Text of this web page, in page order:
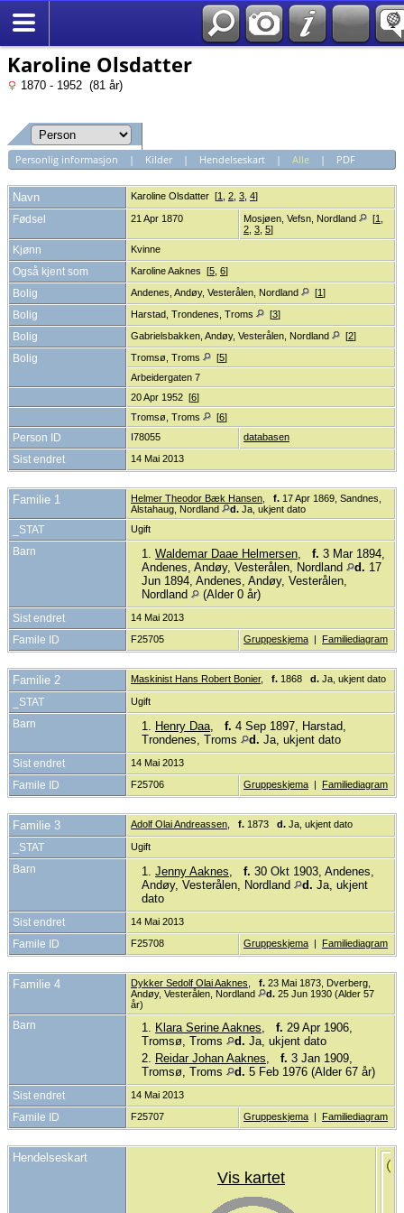
Karoline Olsdatter
1870 - 1952 (81 år)
Personlig informasjon | Kilder| Hendelseskart| Alle| PDF
Navn Karoline Olsdatter [1 2 3 4]
Fødsel 21 Apr 1870 Mosjøen, Vefsn, Nordland [1
2 3 5]
Kjønn Kvinne
Også kjent som Karoline Aaknes [5 6]
Bolig Andenes, Andøy, Vesterålen, Nordland [1]
Bolig Harstad, Trondenes, Troms [3]
Bolig Gabrielsbakken, Andøy, Vesterålen, Nordland [2]
Bolig Tromsø, Troms [5]
Arbeidergaten 7
20 Apr 1952 [6]
Tromsø, Troms
[6]
Person ID I78055 databasen
Sist endret 14 Mai 2013
Familie 1 Helmer Theodor Bæk Hansen f. 17 Apr 1869, Sandnes,
Alstahaug, Nordland
d. Ja, ukjent dato
_STAT Ugift
Barn 1. Waldemar Daae Helmersen, f. 3 Mar 1894,
Andenes, Andøy, Vesterålen, Nordland
d. 17
Jun 1894, Andenes, Andøy, Vesterålen,
Nordland
(Alder 0 år)
Sist endret 14 Mai 2013
Famile ID F25705 Gruppeskjema | Familiediagram
Familie 2 Maskinist Hans Robert Bonier, f. 1868 d. Ja, ukjent dato
_STAT Ugift
Barn 1. Henry Daa, f. 4 Sep 1897, Harstad,
Trondenes, Troms
d. Ja, ukjent dato
Sist endret 14 Mai 2013
Famile ID F25706 Gruppeskjema | Familiediagram
Familie 3 Adolf Olai Andreassen f. 1873 d. Ja, ukjent dato
_STAT Ugift
Barn 1. Jenny Aaknes, f. 30 Okt 1903, Andenes,
Andøy, Vesterålen, Nordland
d. Ja, ukjent
dato
Sist endret 14 Mai 2013
Famile ID F25708 Gruppeskjema | Familiediagram
Familie 4 Dykker Sedolf Olai Aaknes f. 23 Mai 1873, Dverberg,
Andøy, Vesterålen, Nordland
d. 25 Jun 1930 (Alder 57
år)
Barn 1. Klara Serine Aaknes, f. 29 Apr 1906,
Tromsø, Troms
d. Ja, ukjent dato
2. Reidar Johan Aaknes, f. 3 Jan 1909,
Tromsø, Troms
d. 5 Feb 1976 (Alder 67 år)
Sist endret 14 Mai 2013
Famile ID F25707 Gruppeskjema | Familiediagram
Hendelseskart
Vis kartet